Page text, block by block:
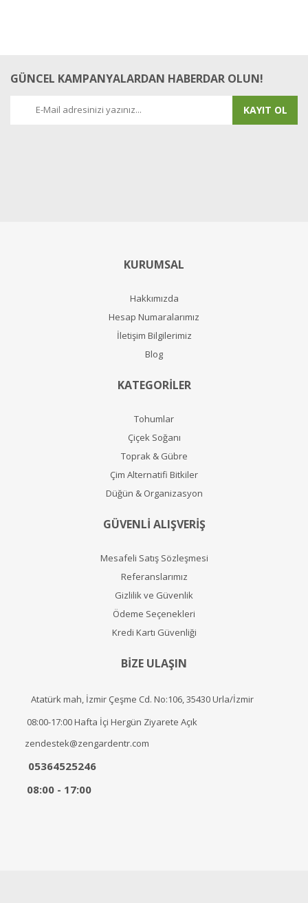
GÜNCEL KAMPANYALARDAN HABERDAR OLUN!
KAYIT OL
KURUMSAL
Hakkımızda
Hesap Numaralarımız
İletişim Bilgilerimiz
Blog
KATEGORİLER
Tohumlar
Çiçek Soğanı
Toprak & Gübre
Çim Alternatifi Bitkiler
Düğün & Organizasyon
GÜVENLİ ALIŞVERİŞ
Mesafeli Satış Sözleşmesi
Referanslarımız
Gizlilik ve Güvenlik
Ödeme Seçenekleri
Kredi Kartı Güvenliği
BİZE ULAŞIN
Atatürk mah, İzmir Çeşme Cd. No:106, 35430 Urla/İzmir
08:00-17:00 Hafta İçi Hergün Ziyarete Açık
zendestek@zengardentr.com
05364525246
08:00 - 17:00